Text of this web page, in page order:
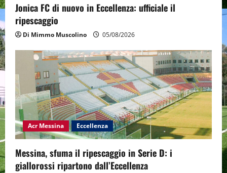
Jonica FC di nuovo in Eccellenza: ufficiale il
ripescaggio
Di Mimmo Muscolino 05/08/2026
Acr Messina Eccellenza
Messina, sfuma il ripescaggio in Serie D: i
giallorossi ripartono dall’Eccellenza